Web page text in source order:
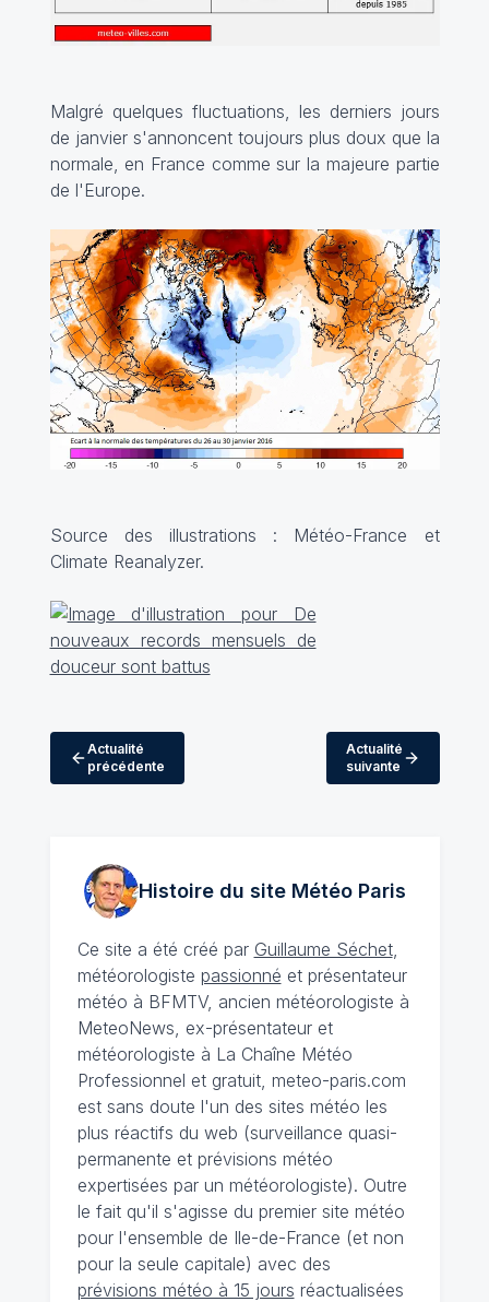
Malgré quelques fluctuations, les derniers jours
de janvier s'annoncent toujours plus doux que la
normale, en France comme sur la majeure partie
de l'Europe.
Source des illustrations : Météo-France et
Climate Reanalyzer.
Actualité
précédente
Actualité
suivante
Histoire du site MétéoParis
Ce site a été créé par Guillaume Séchet,
météorologiste passionné et présentateur
météo à BFMTV, ancien météorologiste à
MeteoNews, ex-présentateur et
météorologiste à La Chaîne Météo
Professionnel et gratuit, meteo-paris.com
est sans doute l'un des sites météo les
plus réactifs du web (surveillance quasi-
permanente et prévisions météo
expertisées par un météorologiste). Outre
le fait qu'il s'agisse du premier site météo
pour l'ensemble de Ile-de-France (et non
pour la seule capitale) avec des
prévisions météo à 15 jours réactualisées